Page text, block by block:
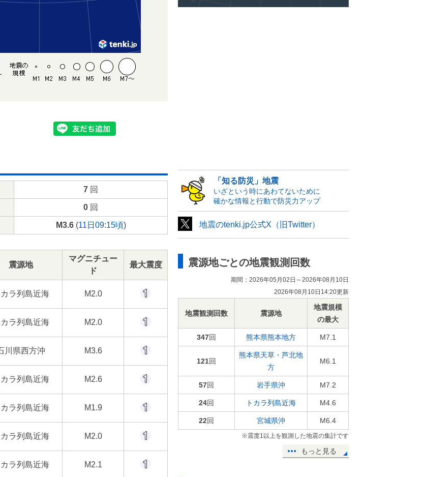
7 回
0 回
M3.6(11日09:15頃)
震源地
マグニチュー
ド
最大震度
カラ列島近海 M2.0
カラ列島近海 M2.0
川県西方沖 M3.6
カラ列島近海 M2.6
カラ列島近海 M1.9
カラ列島近海 M2.0
カラ列島近海 M2.1
「知る防災」地震
いざという時にあわてないために
確かな情報と行動で防災力アップ
地震のtenki.jp公式X（旧Twitter）
震源地ごとの地震観測回数
期間：2026年05月02日～2026年08月10日
2026年08月10日14:20更新
地震観測回数 震源地
地震規模
の最大
347回 熊本県熊本地方 M7.1
121回
熊本県天草・芦北地
方
M6.1
57回 岩手県沖 M7.2
24回 トカラ列島近海 M4.6
22回 宮城県沖 M6.4
※震度1以上を観測した地震の集計です
もっと見る